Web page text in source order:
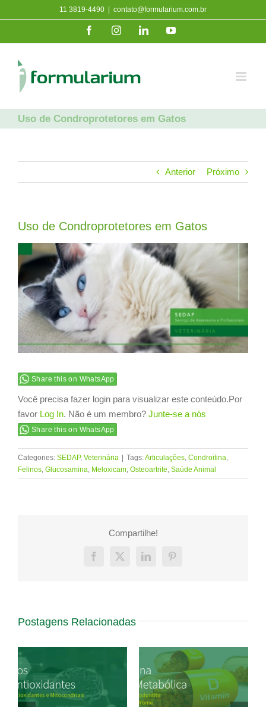
para
11 3819-4490 contato@formularium.com.br
FacebookInstagramLinkedInYouTube
Uso de Condroprotetores em Gatos
Anterior Próximo
Uso de Condroprotetores em Gatos
View
Larger
Image
Share this on WhatsApp
Você precisa fazer login para visualizar este conteúdo.Por
favor Log In. Não é um membro? Junte-se a nós
Share this on WhatsApp
Categories: SEDAP, Veterinária | Tags:Articulações Condroitina
Felinos Glucosamina Meloxicam Osteoartrite Saúde Animal
Compartilhe!
Facebook
X LinkedInPinterest
Postagens Relacionadas